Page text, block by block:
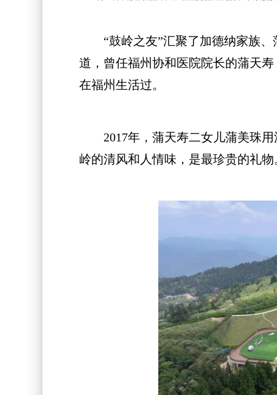
“鼓岭之友”汇聚了加德纳家族、
道，曾任福州协和医院院长的蒲天
在福州生活过。
2017年，蒲天寿二女儿蒲美珠用
岭的清风和人情味，是最珍贵的礼